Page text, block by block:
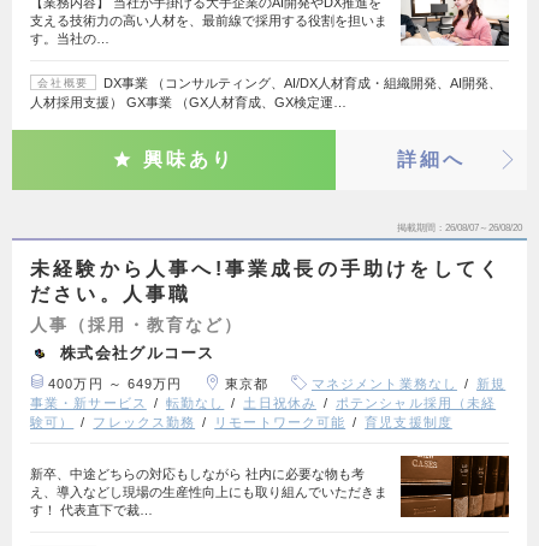
支える技術力の高い人材を、最前線で採用する役割を担いま
す。当社の…
会社概要
DX事業 （コンサルティング、AI/DX人材育成・組織開発、AI開発、
人材採用支援） GX事業 （GX人材育成、GX検定運…
興味あり 詳細へ
掲載期間 26/08/07～26/08/20
未経験から人事へ!事業成長の手助けをしてく
ださい。人事職
人事（採用・教育など）
株式会社グルコース
400万円 ～ 649万円 東京都 マネジメント業務なし
新規
事業・新サービス
転勤なし 土日祝休み
ポテンシャル採用（未経
験可）
フレックス勤務 リモートワーク可能 育児支援制度
新卒、中途どちらの対応もしながら 社内に必要な物も考
え、導入などし現場の生産性向上にも取り組んでいただきま
す！ 代表直下で裁…